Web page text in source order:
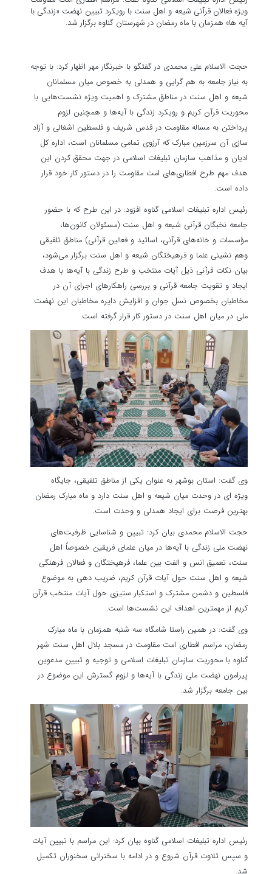
ویژه فعالان قرآنی شیعه و اهل سنت با رویکرد تبیین نهضت «زندگی با
آیه ها» همزمان با ماه رمضان در شهرستان گناوه برگزار شد.
حجت الاسلام علی محمدی در گفتگو با خبرنگار مهر اظهار کرد: با توجه
به نیاز جامعه به هم گرایی و همدلی به خصوص میان مسلمانان
شیعه و اهل سنت در مناطق مشترک و اهمیت ویژه نشست‌هایی با
محوریت قرآن کریم و رویکرد زندگی با آیه‌ها و همچنین لزوم
پرداختن به مساله مقاومت در قدس شریف و فلسطین اشغالی و آزاد
سازی آن سرزمین مبارک که آرزوی تمامی مسلمانان است، اداره کل
ادیان و مذاهب سازمان تبلیغات اسلامی در جهت محقق کردن این
هدف مهم طرح افطاری‌های امت مقاومت را در دستور کار خود قرار
داده است.
رئیس اداره تبلیغات اسلامی گناوه افزود: در این طرح که با حضور
جامعه نخبگان قرآنی شیعه و اهل سنت (مسئولان کانون‌ها،
مؤسسات و خانه‌های قرآنی، اساتید و فعالین قرآنی) مناطق تلفیقی
وهم نشینی علما و فرهیختگان شیعه و اهل سنت برگزار می‌شود،
بیان نکات قرآنی ذیل آیات منتخب و طرح زندگی با آیه‌ها با هدف
ایجاد و تقویت جامعه قرآنی و بررسی راهکارهای اجرای آن در
مخاطبان بخصوص نسل جوان و افزایش دایره مخاطبان این نهضت
ملی در میان اهل سنت در دستور کار قرار گرفته است.
وی گفت: استان بوشهر به عنوان یکی از مناطق تلفیقی، جایگاه
ویژه ای در وحدت میان شیعه و اهل سنت دارد و ماه مبارک رمضان
بهترین فرصت برای ایجاد همدلی و وحدت است.
حجت الاسلام محمدی بیان کرد: تبیین و شناسایی ظرفیت‌های
نهضت ملی زندگی با آیه‌ها در میان علمای فریقین خصوصاً اهل
سنت، تعمیق انس و الفت بین علما، فرهیختگان و فعالان فرهنگی
شیعه و اهل سنت حول آیات قرآن کریم، ضریب دهی به موضوع
فلسطین و دشمن مشترک و استکبار ستیزی حول آیات منتخب قرآن
کریم از مهمترین اهداف این نشست‌ها است.
وی گفت: در همین راستا شامگاه سه شنبه همزمان با ماه مبارک
رمضان، مراسم افطاری امت مقاومت در مسجد بلال اهل سنت شهر
گناوه با محوریت سازمان تبلیغات اسلامی و توجیه و تبیین مدعوین
پیرامون نهضت ملی زندگی با آیه‌ها و لزوم گسترش این موضوع در
بین جامعه برگزار شد.
رئیس اداره تبلیغات اسلامی گناوه بیان کرد: این مراسم با تبیین آیات
و سپس تلاوت قرآن شروع و در ادامه با سخنرانی سخنوران تکمیل
شد.